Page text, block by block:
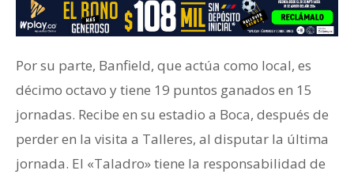
Por su parte, Banfield, que actúa como local, es
décimo octavo y tiene 19 puntos ganados en 15
jornadas. Recibe en su estadio a Boca, después de
perder en la visita a Talleres, al disputar la última
jornada. El «Taladro» tiene la responsabilidad de